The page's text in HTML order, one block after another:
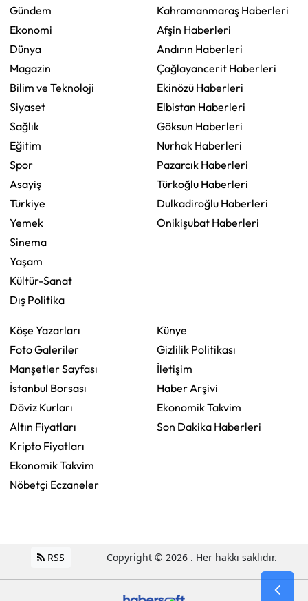
Gündem
Ekonomi
Dünya
Magazin
Bilim ve Teknoloji
Siyaset
Sağlık
Eğitim
Spor
Asayiş
Türkiye
Yemek
Sinema
Yaşam
Kültür-Sanat
Dış Politika
Kahramanmaraş Haberleri
Afşin Haberleri
Andırın Haberleri
Çağlayancerit Haberleri
Ekinözü Haberleri
Elbistan Haberleri
Göksun Haberleri
Nurhak Haberleri
Pazarcık Haberleri
Türkoğlu Haberleri
Dulkadiroğlu Haberleri
Onikişubat Haberleri
Köşe Yazarları
Foto Galeriler
Manşetler Sayfası
İstanbul Borsası
Döviz Kurları
Altın Fiyatları
Kripto Fiyatları
Ekonomik Takvim
Nöbetçi Eczaneler
Künye
Gizlilik Politikası
İletişim
Haber Arşivi
Ekonomik Takvim
Son Dakika Haberleri
RSS Copyright © 2026 . Her hakkı saklıdır.